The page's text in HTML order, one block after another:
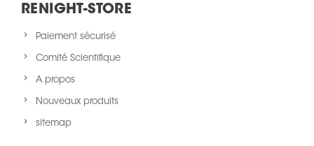
RENIGHT-STORE
Paiement sécurisé
Comité Scientifique
A propos
Nouveaux produits
sitemap